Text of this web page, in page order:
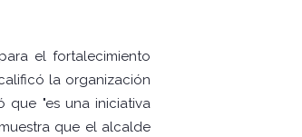
el fortalecimiento
la organización
que "es una iniciativa
que el alcalde